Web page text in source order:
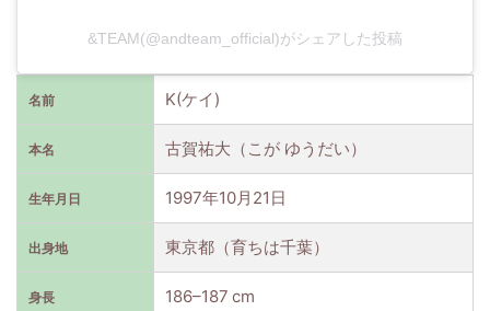
&TEAM(@andteam_official)がシェアした投稿
名前 K(ケイ)
本名 古賀祐大（こが ゆうだい）
生年月日 1997年10月21日
出身地 東京都（育ちは千葉）
身長 186–187 cm